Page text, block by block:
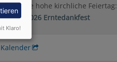
nächste hohe kirchliche Feiertag:
04.10.2026 Erntedankfest
Klaro!